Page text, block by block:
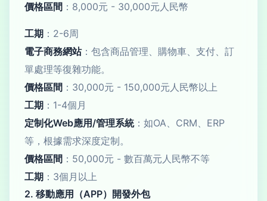
價格區間 ：8,000元 - 30,000元人民幣
工期 ：2-6周
電子商務網站：包含商品管理、購物車、支付、訂
單處理等復雜功能。
價格區間 ：30,000元 - 150,000元人民幣以上
工期 ：1-4個月
定制化Web應用/管理系統：如OA、CRM、ERP
等，根據需求深度定制。
價格區間 ：50,000元 - 數百萬元人民幣不等
工期 ：3個月以上
2. 移動應用（APP）開發外包